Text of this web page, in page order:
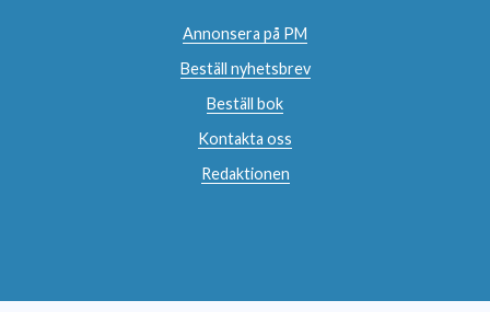
Annonsera på PM
Beställ nyhetsbrev
Beställ bok
Kontakta oss
Redaktionen